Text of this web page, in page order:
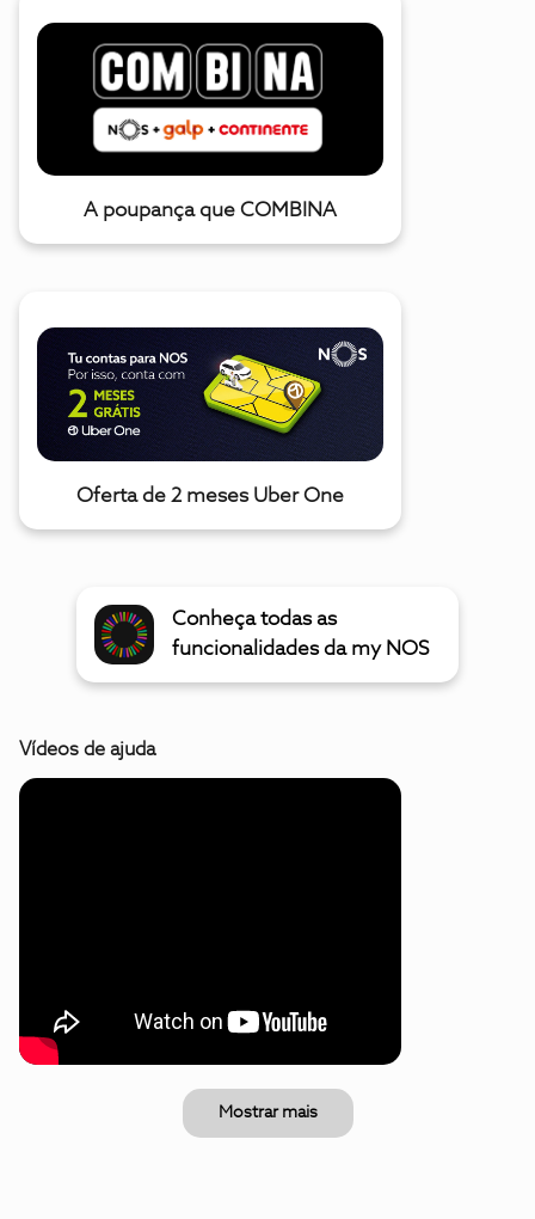
A poupança que COMBINA
Oferta de 2 meses Uber One
Conheça todas as
funcionalidades da my NOS
Vídeos de ajuda
Mostrar mais